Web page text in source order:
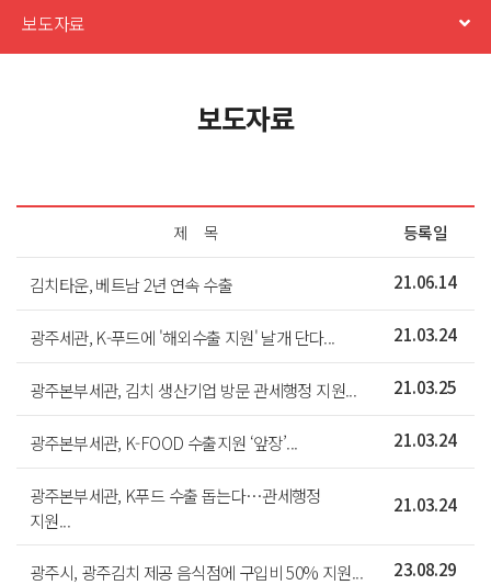
보도자료
보도자료
제 목 등록일
김치타운, 베트남 2년 연속 수출 21.06.14
광주세관, K-푸드에 '해외수출 지원' 날개 단다... 21.03.24
광주본부세관, 김치 생산기업 방문 관세행정 지원... 21.03.25
광주본부세관, K-FOOD 수출지원 ‘앞장’... 21.03.24
광주본부세관, K푸드 수출 돕는다…관세행정
지원...
21.03.24
광주시, 광주김치 제공 음식점에 구입비 50% 지원... 23.08.29